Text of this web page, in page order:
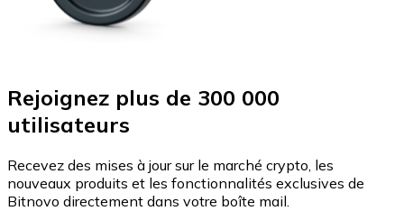
Rejoignez plus de 300 000
utilisateurs
Recevez des mises à jour sur le marché crypto, les
nouveaux produits et les fonctionnalités exclusives de
Bitnovo directement dans votre boîte mail.